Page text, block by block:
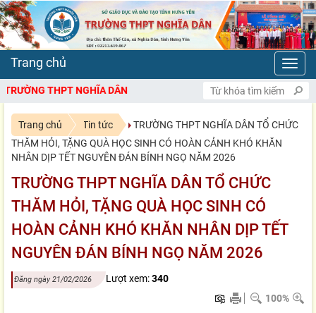
CHÀO MỪNG BẠN ĐẾN VỚI CỔNG
Trang chủ Tin tức
TRƯỜNG THPT NGHĨA DÂN TỔ CHỨC
THĂM HỎI, TẶNG QUÀ HỌC SINH CÓ HOÀN CẢNH KHÓ KHĂN
NHÂN DỊP TẾT NGUYÊN ĐÁN BÍNH NGỌ NĂM 2026
TRƯỜNG THPT NGHĨA DÂN TỔ CHỨC
THĂM HỎI, TẶNG QUÀ HỌC SINH CÓ
HOÀN CẢNH KHÓ KHĂN NHÂN DỊP TẾT
NGUYÊN ĐÁN BÍNH NGỌ NĂM 2026
Đăng ngày 21/02/2026 Lượt xem:340
100%